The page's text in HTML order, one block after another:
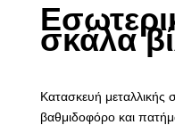
σκάλα
Κατασκευή μεταλλικής
βαθμιδοφόρο και